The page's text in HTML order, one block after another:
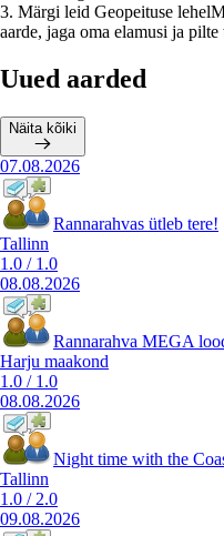
3. Märgi leid Geopeituse lehel
aarde, jaga oma elamusi ja pilte
Uued aarded
Näita kõiki
07.08.2026
Rannarahvas ütleb tere!
Tallinn
1.0 / 1.0
08.08.2026
Rannarahva MEGA
Harju maakond
1.0 / 1.0
08.08.2026
Night time with the
Tallinn
1.0 / 2.0
09.08.2026